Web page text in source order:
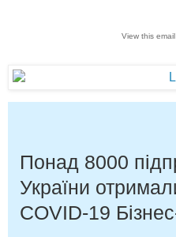
View this
Понад 8000
України
COVID-19